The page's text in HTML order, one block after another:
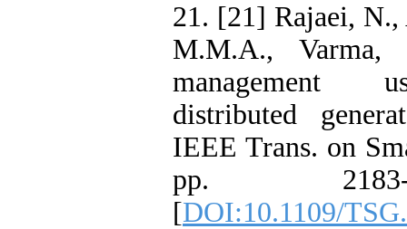
21. [21] Rajaei,
M.M.A., Varma,
management
distributed
IEEE Trans. on
pp. 2183-
[DOI:10.1109/